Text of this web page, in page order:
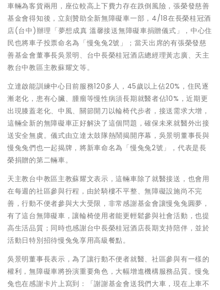
車輛為客貨兩用，座位較高上下費力存在跌倒風險，張榮發慈善
基金會得知後，立刻贊助全新無障礙車一部，4/18在長榮桂冠酒
店(台中)辦理「夢想成真 溫馨接送無障礙車捐贈儀式」，中心住
民也將車子投票命名為「慢兔兔2號」；當天出席的有張榮發慈
善基金會董事長吳景明、台中長榮桂冠酒店總經理黃志廣、天主
教台中教區主教蘇耀文等。
立達啟能訓練中心目前服務120多人，45歲以上佔20%，住民逐
漸老化，患有心臟、腫瘤等慢性病須長期就醫者佔10%，近期更
出現膝蓋老化、中風、關節開刀以輪椅代步者，接送需求大增，
這輛全新的無障礙車正好解決了這個問題，確保未來就醫外出接
送安全無虞。儀式由立達太鼓隊熱鬧揭開序幕，吳景明董事長與
慢兔兔們也一起揭牌，將新車命名為「慢兔兔2號」，代表是長
榮捐贈的第二輛車。
天主教台中教區主教蘇耀文表示，這輛車除了就醫接送，也會用
在每週的社區參與行程，由於騎樓不平整、無障礙設施尚不完
善，行動不便者參與大大受限，非常感謝基金會讓慢兔兔圓夢，
有了這台無障礙車，讓輪椅使用者能更輕鬆參與社會活動，也提
高生活品質；同時也感謝台中長榮桂冠酒店長期支持陪伴，並於
活動日特別招待慢兔兔享用高級餐點。
吳景明董事長表示，為了讓行動不便者就醫、社區參與有一樣的
權利，無障礙車將扮演重要角色，大幅增進機構服務品質。慢兔
兔也在感謝卡片上寫到：「謝謝基金會送我們大車，現在上車不